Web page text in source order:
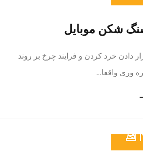
شکن موبایل
دادن خرد کردن و فرایند چرخ بر روند
وری واقعا…